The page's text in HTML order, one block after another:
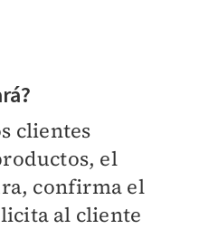
clientes
el
confirma el
al cliente